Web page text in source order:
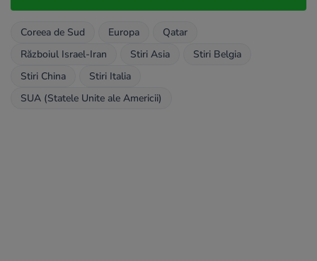
Coreea de Sud Europa
Qatar
Războiul Israel-Iran
Stiri Asia
Stiri Belgia
Stiri China
Stiri Italia
SUA (Statele Unite ale Americii)